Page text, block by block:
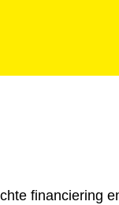
financiering